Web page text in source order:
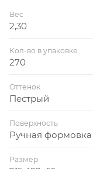
Вес
2,30
Кол-во в упаковке
270
Оттенок
Пестрый
Поверхность
Ручная формовка
Размер